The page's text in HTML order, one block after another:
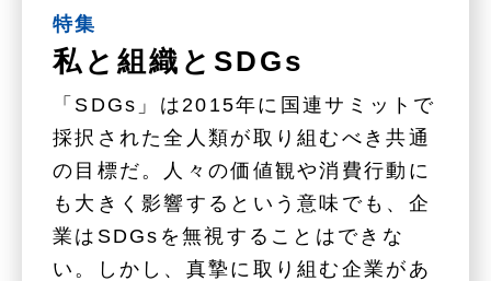
特集
私と組織とSDGs
「SDGs」は2015年に国連サミットで
採択された全人類が取り組むべき共通
の目標だ。人々の価値観や消費行動に
も大きく影響するという意味でも、企
業はSDGsを無視することはできな
い。しかし、真摯に取り組む企業があ